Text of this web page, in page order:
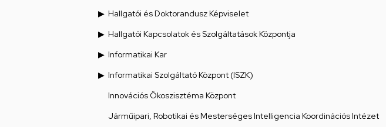
Hallgatói és Doktorandusz Képviselet
Hallgatói Kapcsolatok és Szolgáltatások Központja
Informatikai Kar
Informatikai Szolgáltató Központ (ISZK)
Innovációs Ökoszisztéma Központ
Járműipari, Robotikai és Mesterséges Intelligencia Koordinációs Intézet